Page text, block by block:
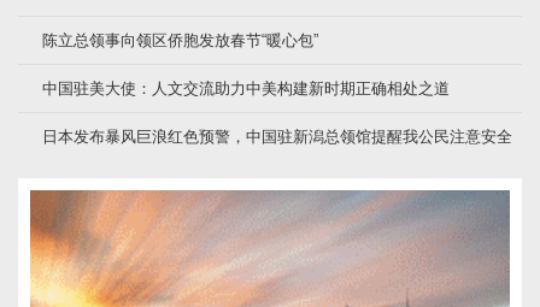
陈立总领事向领区侨胞发放春节“暖心包”
中国驻美大使：人文交流助力中美构建新时期正确相处之道
日本发布暴风巨浪红色预警，中国驻新潟总领馆提醒我公民注意安全